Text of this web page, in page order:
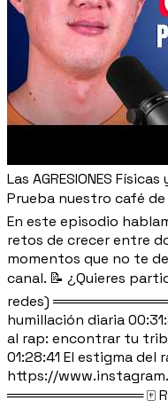
Las AGRESIONES
Prueba nuestro café
En este episodio
retos de crecer entre
momentos que no te
canal. 📝 ¿Quieres
redes)
humillación diaria
al rap: encontrar tu
01:28:41 El estigma
https://
══════════════ 🀄